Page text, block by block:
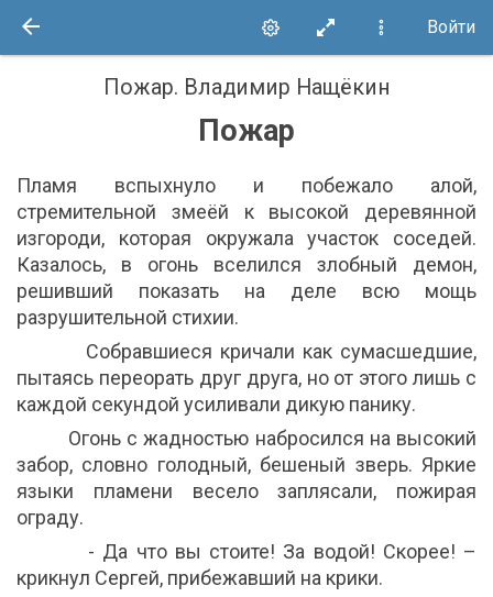
Войти
Пожар. Владимир Нащёкин
Пожар
Пламя вспыхнуло и побежало алой,
стремительной змеёй к высокой деревянной
изгороди, которая окружала участок соседей.
Казалось, в огонь вселился злобный демон,
решивший показать на деле всю мощь
разрушительной стихии.
Собравшиеся кричали как сумасшедшие,
пытаясь переорать друг друга, но от этого лишь с
каждой секундой усиливали дикую панику.
Огонь с жадностью набросился на высокий
забор, словно голодный, бешеный зверь. Яркие
языки пламени весело заплясали, пожирая
ограду.
- Да что вы стоите! За водой! Скорее! –
крикнул Сергей, прибежавший на крики.